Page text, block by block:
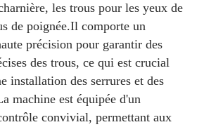
les trous pour les yeux de
de poignée.Il comporte un
précision pour garantir des
des trous, ce qui est crucial
installation des serrures et des
machine est équipée d'un
convivial, permettant aux